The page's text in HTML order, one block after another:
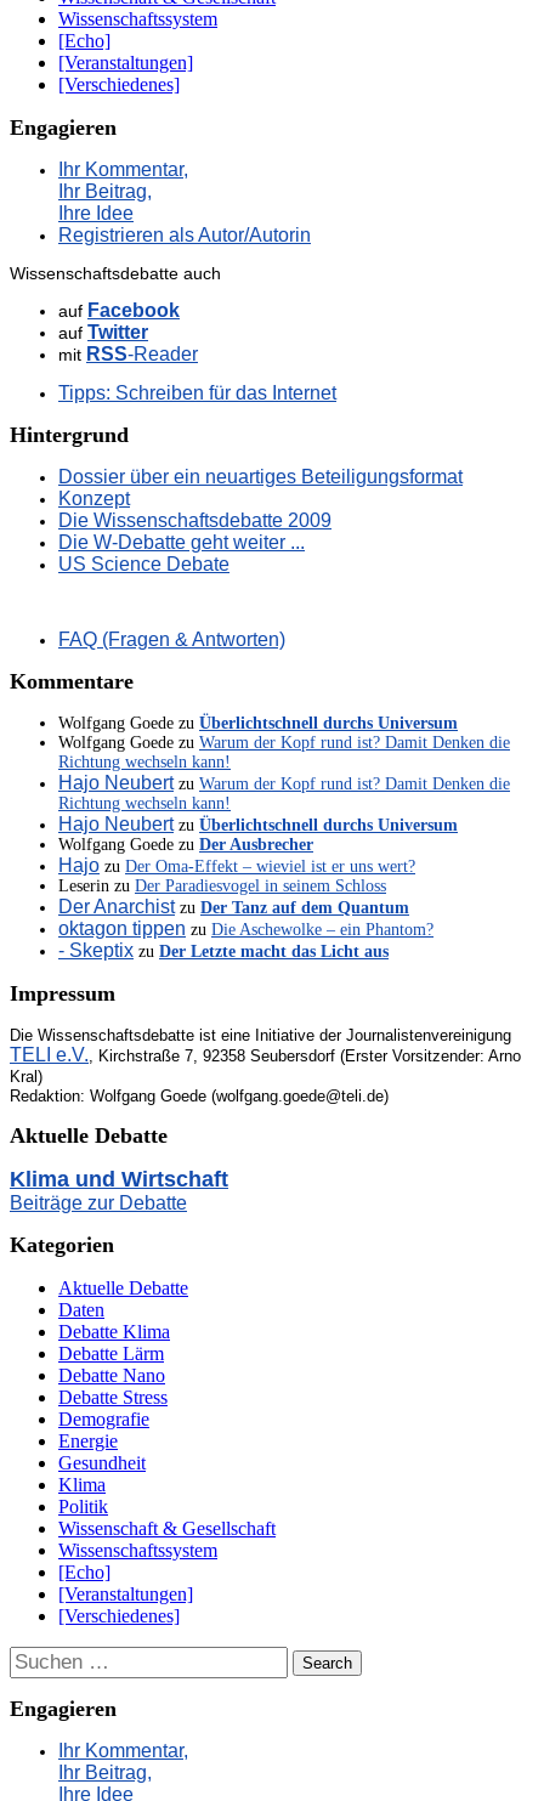
Wissenschaftssystem
[Echo]
[Veranstaltungen]
[Verschiedenes]
Engagieren
Ihr Kommentar,
Ihr Beitrag,
Ihre Idee
Registrieren als Autor/Autorin
Wissenschaftsdebatte auch
auf Facebook
auf Twitter
mit RSS-Reader
Tipps: Schreiben für das Internet
Hintergrund
Dossier über ein neuartiges Beteiligungsformat
Konzept
Die Wissenschaftsdebatte 2009
Die W-Debatte geht weiter ...
US Science Debate
FAQ (Fragen & Antworten)
Kommentare
Wolfgang Goede zu Überlichtschnell durchs Universum
Wolfgang Goede zu Warum der Kopf rund ist? Damit Denken die
Richtung wechseln kann!
Hajo Neubertzu Warum der Kopf rund ist? Damit Denken die
Richtung wechseln kann!
Hajo Neubertzu Überlichtschnell durchs Universum
Wolfgang Goede zu Der Ausbrecher
Hajo zu Der Oma-Effekt – wieviel ist er uns wert?
Leserin zu Der Paradiesvogel in seinem Schloss
Der Anarchistzu Der Tanz auf dem Quantum
oktagon tippen zu Die Aschewolke – ein Phantom?
- Skeptix zu Der Letzte macht das Licht aus
Impressum
Die Wissenschaftsdebatte ist eine Initiative der Journalistenvereinigung
TELI e.V., Kirchstraße 7, 92358 Seubersdorf (Erster Vorsitzender: Arno
Kral)
Redaktion: Wolfgang Goede (wolfgang.goede@teli.de)
Aktuelle Debatte
Klima und Wirtschaft
Beiträge zur Debatte
Kategorien
Aktuelle Debatte
Daten
Debatte Klima
Debatte Lärm
Debatte Nano
Debatte Stress
Demografie
Energie
Gesundheit
Klima
Politik
Wissenschaft & Gesellschaft
Wissenschaftssystem
[Echo]
[Veranstaltungen]
[Verschiedenes]
Suchen
Engagieren
Ihr Kommentar,
Ihr Beitrag,
Ihre Idee